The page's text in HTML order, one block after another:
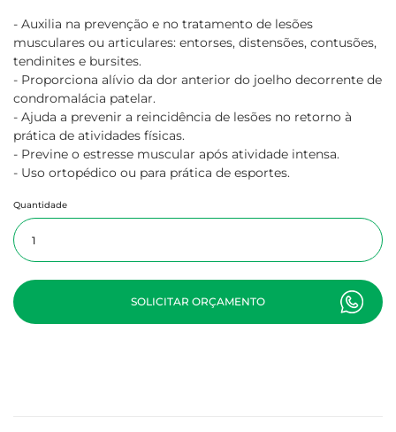
- Auxilia na prevenção e no tratamento de lesões
musculares ou articulares: entorses, distensões, contusões,
tendinites e bursites.
- Proporciona alívio da dor anterior do joelho decorrente de
condromalácia patelar.
- Ajuda a prevenir a reincidência de lesões no retorno à
prática de atividades físicas.
- Previne o estresse muscular após atividade intensa.
- Uso ortopédico ou para prática de esportes.
Quantidade
SOLICITAR ORÇAMENTO